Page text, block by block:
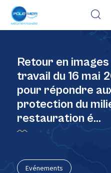
Retour en
travail du 16 mai
pour répondre
protection du
restauration é…
Evénements
Panneau de gestion des cookies